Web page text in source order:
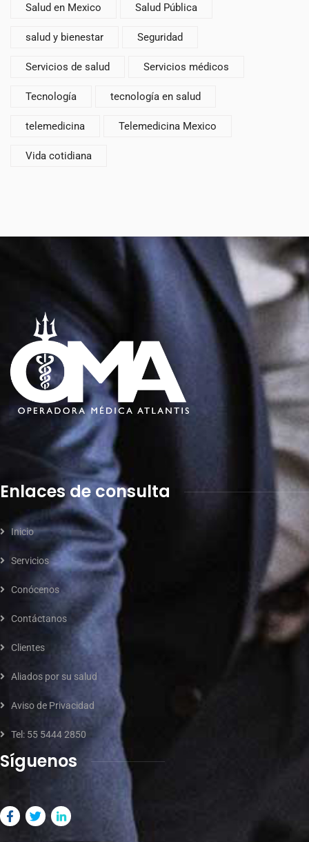
Salud en Mexico Salud Pública
salud y bienestar Seguridad
Servicios de salud Servicios médicos
Tecnología tecnología en salud
telemedicina Telemedicina Mexico
Vida cotidiana
Enlaces de consulta
Inicio
Servicios
Conócenos
Contáctanos
Clientes
Aliados por su salud
Aviso de Privacidad
Tel: 55 5444 2850
Síguenos